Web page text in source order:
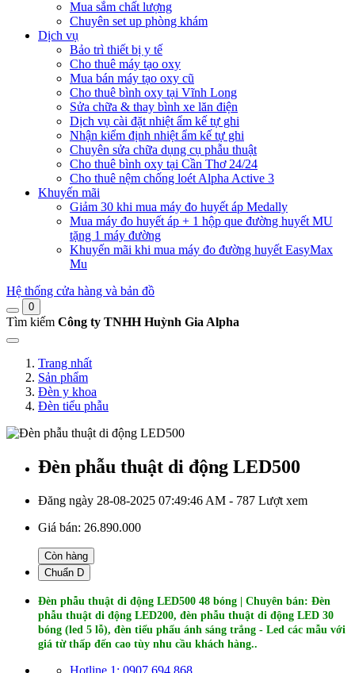
Mua sắm chất lượng
Chuyên set up phòng khám
Dịch vụ
Bảo trì thiết bị y tế
Cho thuê máy tạo oxy
Mua bán máy tạo oxy cũ
Cho thuê bình oxy tại Vĩnh Long
Sửa chữa & thay bình xe lăn điện
Dịch vụ cài đặt nhiệt ẩm kế tự ghi
Nhận kiểm định nhiệt ẩm kế tự ghi
Chuyên sửa chữa dụng cụ phẫu thuật
Cho thuê bình oxy tại Cần Thơ 24/24
Cho thuê nệm chống loét Alpha Active 3
Khuyến mãi
Giảm 30 khi mua máy đo huyết áp Medally
Mua máy đo huyết áp + 1 hộp que đường huyết MU
tặng 1 máy đường
Khuyến mãi khi mua máy đo đường huyết EasyMax
Mu
Hệ thống cửa hàng và bản đồ
0
Tìm kiếm Công ty TNHH Huỳnh Gia Alpha
Trang nhất
Sản phẩm
Đèn y khoa
Đèn tiểu phẫu
Đèn phẫu thuật di động LED500
Đăng ngày 28-08-2025 07:49:46 AM - 787 Lượt xem
Giá bán: 26.890.000
Còn hàng
Chuẩn D
Đèn phẫu thuật di động LED500 48 bóng | Chuyên bán: Đèn
phẫu thuật di động LED200​, đèn phẫu thuật di động LED 30
bóng (led 5 lỗ), đèn tiểu phẩu ánh sáng trắng - Led các mẫu với
giá từ thấp đến cao tùy nhu cầu khách hàng..
Hotline 1: 0907 694 868